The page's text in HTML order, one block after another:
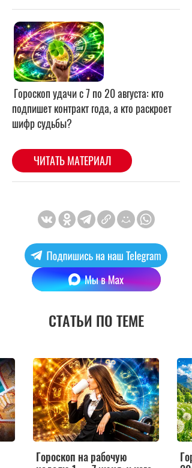
СТАТЬИ ПО ТЕМЕ
Гороскоп на рабочую